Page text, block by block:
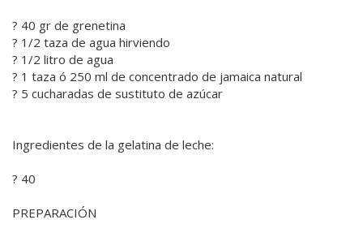
? 40 gr de grenetina
? 1/2 taza de agua hirviendo
? 1/2 litro de agua
? 1 taza ó 250 ml de concentrado de jamaica natural
? 5 cucharadas de sustituto de azúcar
Ingredientes de la gelatina de leche:
? 40
PREPARACIÓN